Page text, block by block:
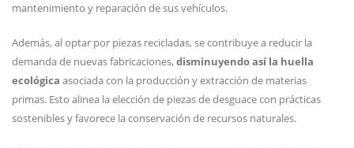
mantenimiento y reparación de sus vehículos.
Además, al optar por piezas recicladas, se contribuye a reducir la
demanda de nuevas fabricaciones,disminuyendo así la huella
ecológica asociada con la producción y extracción de materias
primas. Esto alinea la elección de piezas de desguace con prácticas
sostenibles y favorece la conservación de recursos naturales.